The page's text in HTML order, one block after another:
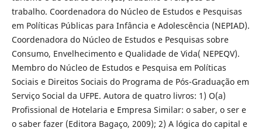
trabalho. Coordenadora do Núcleo de Estudos e Pesquisas
em Políticas Públicas para Infância e Adolescência (NEPIAD).
Coordenadora do Núcleo de Estudos e Pesquisas sobre
Consumo, Envelhecimento e Qualidade de Vida( NEPEQV).
Membro do Núcleo de Estudos e Pesquisa em Políticas
Sociais e Direitos Sociais do Programa de Pós-Graduação em
Serviço Social da UFPE. Autora de quatro livros: 1) O(a)
Profissional de Hotelaria e Empresa Similar: o saber, o ser e
o saber fazer (Editora Bagaço, 2009); 2) A lógica do capital e